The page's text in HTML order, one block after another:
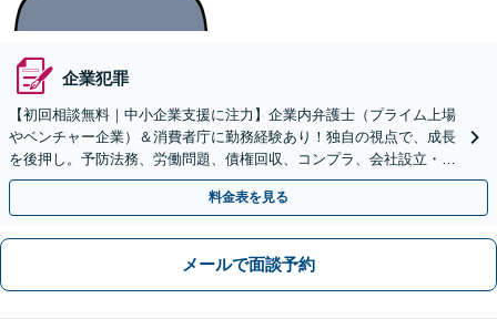
企業犯罪
【初回相談無料｜中小企業支援に注力】企業内弁護士（プライム上場
やベンチャー企業）＆消費者庁に勤務経験あり！独自の視点で、成長
を後押し。予防法務、労働問題、債権回収、コンプラ、会社設立・事
業再編など、幅広く対応【狛江駅4分／オンライン面談◎】
料金表を見る
メールで面談予約